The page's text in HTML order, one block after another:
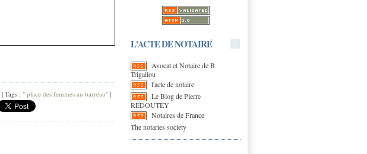
L'ACTE DE NOTAIRE
Avocat et Notaire de B
Trigallou
l'acte de notaire
Le Blog de Pierre
REDOUTEY
Notaires de France
The notaries society
| Tags : " place des femmes au barreau" |